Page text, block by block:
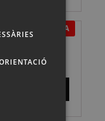
EN OFERTA
UMC